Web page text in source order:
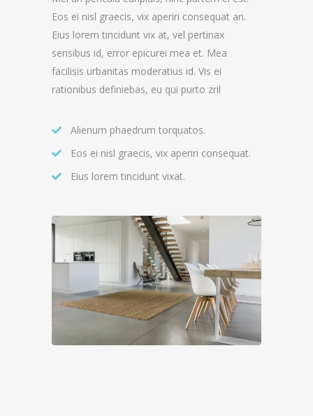
Eos ei nisl graecis, vix aperiri consequat an.
Eius lorem tincidunt vix at, vel pertinax
sensibus id, error epicurei mea et. Mea
facilisis urbanitas moderatius id. Vis ei
rationibus definiebas, eu qui purto zril
Alienum phaedrum torquatos.
Eos ei nisl graecis, vix aperiri consequat.
Eius lorem tincidunt vixat.